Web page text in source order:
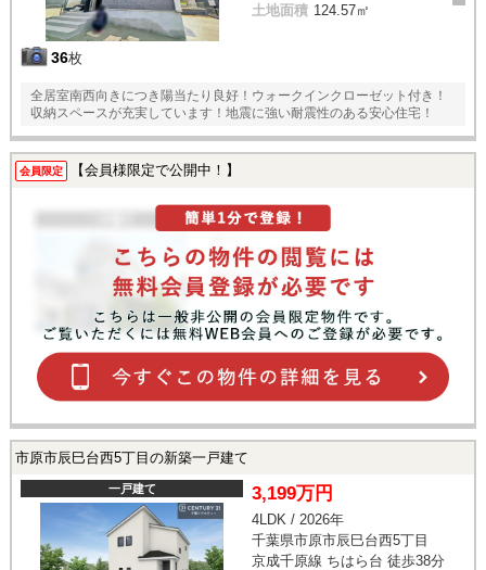
36枚
土地面積 124.57㎡
全居室南西向きにつき陽当たり良好！ウォークインクローゼット付き！
収納スペースが充実しています！地震に強い耐震性のある安心住宅！
会員限定 【会員様限定で公開中！】
市原市辰巳台西5丁目の新築一戸建て
一戸建て 3,199万円
4LDK / 2026年
千葉県市原市辰巳台西5丁目
京成千原線 ちはら台 徒歩38分